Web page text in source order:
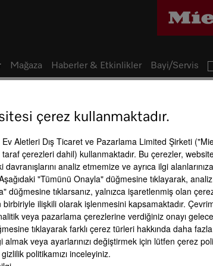
kombinasyonları
PerfectFresh Pro DailyFresh
Mağaza Haberler & Etkinlikler Bayi/Servis
çerez kullanmaktadır.
Aletleri Dış Ticaret ve Pazarlama Limited Şirketi
çerezleri dahil) kullanmaktadır. Bu çerezler,
davranışlarını analiz etmemize ve ayrıca ilgi
"Tümünü Onayla" düğmesine tıklayarak,
düğmesine tıklarsanız, yalnızca işaretlenmiş olan
ilişkili olarak işlenmesini kapsamaktadır.
veya pazarlama çerezlerine verdiğiniz onayı
tıklayarak farklı çerez türleri hakkında daha
veya ayarlarınızı değiştirmek için lütfen çerez
politikamızı inceleyiniz.